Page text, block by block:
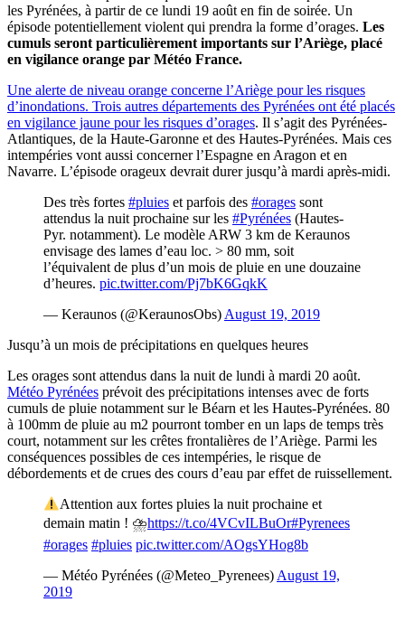
les Pyrénées, à partir de ce lundi 19 août en fin de soirée. Un
épisode potentiellement violent qui prendra la forme d’orages. Les
cumuls seront particulièrement importants sur l’Ariège, placé
en vigilance orange par Météo France.
Une alerte de niveau orange concerne l’Ariège pour les risques
d’inondations. Trois autres départements des Pyrénées ont été placés
en vigilance jaune pour les risques d’orages. Il s’agit des Pyrénées-
Atlantiques, de la Haute-Garonne et des Hautes-Pyrénées. Mais ces
intempéries vont aussi concerner l’Espagne en Aragon et en
Navarre. L’épisode orageux devrait durer jusqu’à mardi après-midi.
Des très fortes #pluies et parfois des #orages sont
attendus la nuit prochaine sur les #Pyrénées (Hautes-
Pyr. notamment). Le modèle ARW 3 km de Keraunos
envisage des lames d’eau loc. > 80 mm, soit
l’équivalent de plus d’un mois de pluie en une douzaine
d’heures. pic.twitter.com/Pj7bK6GqkK
— Keraunos (@KeraunosObs) August 19, 2019
Jusqu’à un mois de précipitations en quelques heures
Les orages sont attendus dans la nuit de lundi à mardi 20 août.
Météo Pyrénées prévoit des précipitations intenses avec de forts
cumuls de pluie notamment sur le Béarn et les Hautes-Pyrénées. 80
à 100mm de pluie au m2 pourront tomber en un laps de temps très
court, notamment sur les crêtes frontalières de l’Ariège. Parmi les
conséquences possibles de ces intempéries, le risque de
débordements et de crues des cours d’eau par effet de ruissellement.
Attention aux fortes pluies la nuit prochaine et
demain matin ! ⛈https://t.co/4VCvILBuOr#Pyrenees
#orages #pluies pic.twitter.com/AOgsYHog8b
— Météo Pyrénées (@Meteo_Pyrenees) August 19,
2019